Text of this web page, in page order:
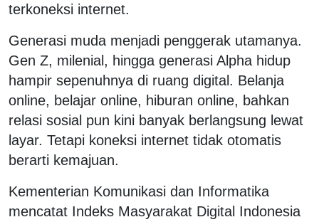
terkoneksi internet.
Generasi muda menjadi penggerak utamanya.
Gen Z, milenial, hingga generasi Alpha hidup
hampir sepenuhnya di ruang digital. Belanja
online, belajar online, hiburan online, bahkan
relasi sosial pun kini banyak berlangsung lewat
layar. Tetapi koneksi internet tidak otomatis
berarti kemajuan.
Kementerian Komunikasi dan Informatika
mencatat Indeks Masyarakat Digital Indonesia